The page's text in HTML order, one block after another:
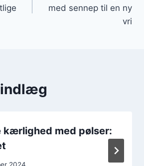
med sennep til en ny
vri
kærlighed med pølser: